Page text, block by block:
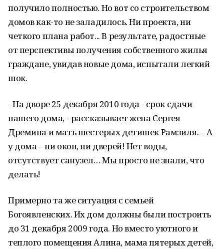
получило полностью. Но вот со строительством
домов как-то не заладилось. Ни проекта, ни
четкого плана работ... В результате, радостные
от перспективы получения собственного жилья
граждане, увидав новые дома, испытали легкий
шок.
- На дворе 25 декабря 2010 года - срок сдачи
нашего дома, - рассказывает жена Сергея
Дремина и мать шестерых детишек Рамзиля. – А
у дома – ни окон, ни дверей! Нет воды,
отсутствует санузел… Мы просто не знали, что
делать!
Примерно та же ситуация с семьей
Богоявленских. Их дом должны были построить
до 31 декабря 2009 года. Но вместо уютного и
теплого помещения Алина, мама пятерых детей,